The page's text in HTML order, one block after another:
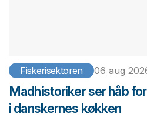
Fiskerisektoren 06 aug
Madhistoriker ser håb
i danskernes køkken